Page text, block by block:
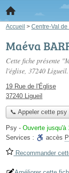
Accueil > Centre-Val de
Maéva
Cette fiche présente
l'église, 37240 Ligueil.
19 Rue de l'Église
37240 Ligueil
📞 Appeler cette psy
Psy - Ouverte jusqu'à
Services :
accès
Recommander